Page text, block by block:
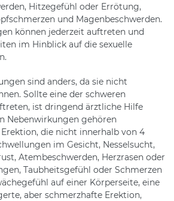
Hitzegefühl oder Errötung,
und Magenbeschwerden.
können jederzeit auftreten und
im Hinblick auf die sexuelle
sind anders, da sie nicht
Sollte eine der schweren
ist dringend ärztliche Hilfe
Nebenwirkungen gehören
die nicht innerhalb von 4
im Gesicht, Nesselsucht,
Atembeschwerden, Herzrasen oder
Taubheitsgefühl oder Schmerzen
auf einer Körperseite, eine
aber schmerzhafte Erektion,